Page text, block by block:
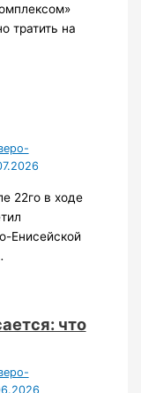
тратить на
22го в ходе
Енисейской
что